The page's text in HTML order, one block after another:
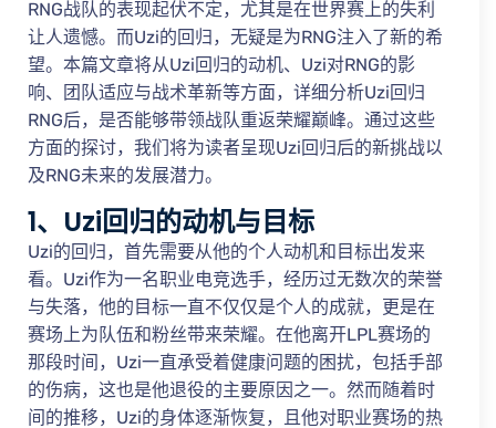
RNG战队的表现起伏不定，尤其是在世界赛上的失利
让人遗憾。而Uzi的回归，无疑是为RNG注入了新的希
望。本篇文章将从Uzi回归的动机、Uzi对RNG的影
响、团队适应与战术革新等方面，详细分析Uzi回归
RNG后，是否能够带领战队重返荣耀巅峰。通过这些
方面的探讨，我们将为读者呈现Uzi回归后的新挑战以
及RNG未来的发展潜力。
1、Uzi回归的动机与目标
Uzi的回归，首先需要从他的个人动机和目标出发来
看。Uzi作为一名职业电竞选手，经历过无数次的荣誉
与失落，他的目标一直不仅仅是个人的成就，更是在
赛场上为队伍和粉丝带来荣耀。在他离开LPL赛场的
那段时间，Uzi一直承受着健康问题的困扰，包括手部
的伤病，这也是他退役的主要原因之一。然而随着时
间的推移，Uzi的身体逐渐恢复，且他对职业赛场的热